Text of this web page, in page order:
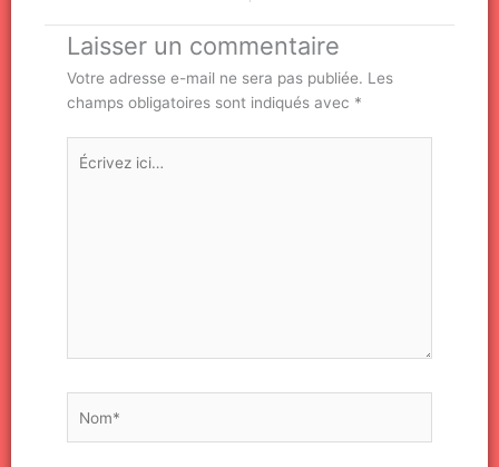
Laisser un commentaire
Votre adresse e-mail ne sera pas publiée. Les
champs obligatoires sont indiqués avec *
Écrivez
ici…